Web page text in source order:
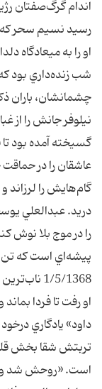
اندام گرگ‌صفتان
رسيد نسيم سحر که
او را به ميعادگاه
شب‌ زنده‌داري بود
چشمانشان،
نيلوفر جانش را از
گسيخته آمده بود
عاشقان را در
گام‌هايش را لرزاند
دريد. عبدالعلي
را در موج بلا نوش
پيشه‌اي است که تن
1/5/1368
او رفت تا فردا
داود» يادگاري
تربتش شقا بخش
است. «روحش شد و